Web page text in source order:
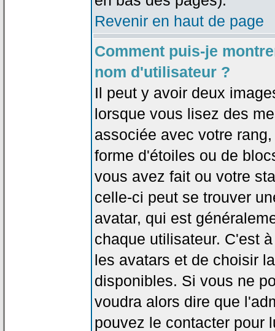
Revenir en haut de page
Comment puis-je
nom d'utilisateur ?
Il peut y avoir deux
lorsque vous lisez des
associée avec votre
forme d'étoiles ou de
vous avez fait ou votre
celle-ci peut se trouver
avatar, qui est
chaque utilisateur. C'est
les avatars et de choisir
disponibles. Si vous ne
voudra alors dire que
pouvez le contacter pour